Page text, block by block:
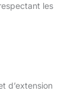
les
d’extension